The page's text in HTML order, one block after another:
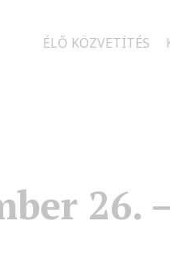
ÉLŐ KÖZVETÍTÉS